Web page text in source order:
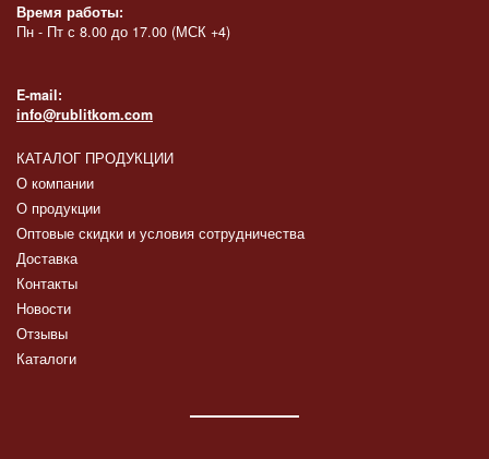
Время работы:
Пн - Пт с 8.00 до 17.00 (МСК +4)
E-mail:
info@rublitkom.com
КАТАЛОГ ПРОДУКЦИИ
О компании
О продукции
Оптовые скидки и условия сотрудничества
Доставка
Контакты
Новости
Отзывы
Каталоги